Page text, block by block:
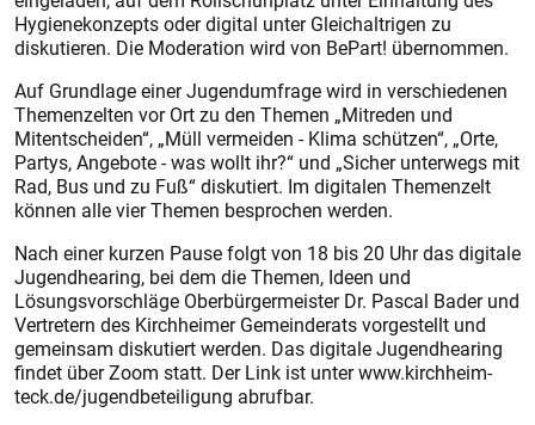
Hygienekonzepts oder digital unter Gleichaltrigen zu
diskutieren. Die Moderation wird von BePart! übernommen.
Auf Grundlage einer Jugend­umfrage wird in verschiedenen
Themenzelten vor Ort zu den Themen „Mitreden und
Mitentscheiden“, „Müll vermeiden - Klima schützen“, „Orte,
Partys, Angebote - was wollt ihr?“ und „Sicher unterwegs mit
Rad, Bus und zu Fuß“ diskutiert. Im digitalen Themenzelt
können alle vier Themen besprochen werden.
Nach einer kurzen Pause folgt von 18 bis 20 Uhr das digitale
Jugendhearing, bei dem die Themen, Ideen und
Lösungsvorschläge Oberbürgermeister Dr. Pascal Bader und
Vertretern des Kirchheimer Gemeinderats vorgestellt und
gemeinsam diskutiert werden. Das digitale Jugendhearing
findet über Zoom statt. Der Link ist unter www.kirchheim-
teck.de/jugendbeteiligung abrufbar.